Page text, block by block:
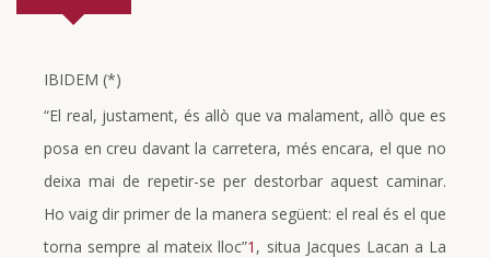
IBIDEM (*)
“El real, justament, és allò que va malament, allò que es
posa en creu davant la carretera, més encara, el que no
deixa mai de repetir-se per destorbar aquest caminar.
Ho vaig dir primer de la manera següent: el real és el que
torna sempre al mateix lloc”1 , situa Jacques Lacan a La